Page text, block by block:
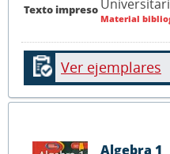
Texto impreso
Material
Ver ejemplares
Algebra 1